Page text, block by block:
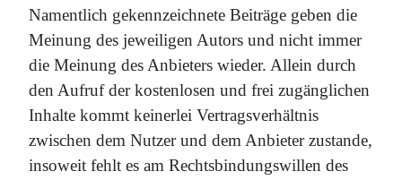
Namentlich gekennzeichnete Beiträge geben die
Meinung des jeweiligen Autors und nicht immer
die Meinung des Anbieters wieder. Allein durch
den Aufruf der kostenlosen und frei zugänglichen
Inhalte kommt keinerlei Vertragsverhältnis
zwischen dem Nutzer und dem Anbieter zustande,
insoweit fehlt es am Rechtsbindungswillen des